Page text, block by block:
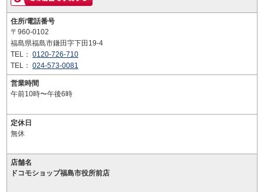
住所/電話番号
〒960-0102
福島県福島市鎌田字下田19-4
TEL： 0120-726-710
TEL： 024-573-0081
営業時間
午前10時〜午後6時
定休日
無休
店舗名
ドコモショップ福島市役所前店